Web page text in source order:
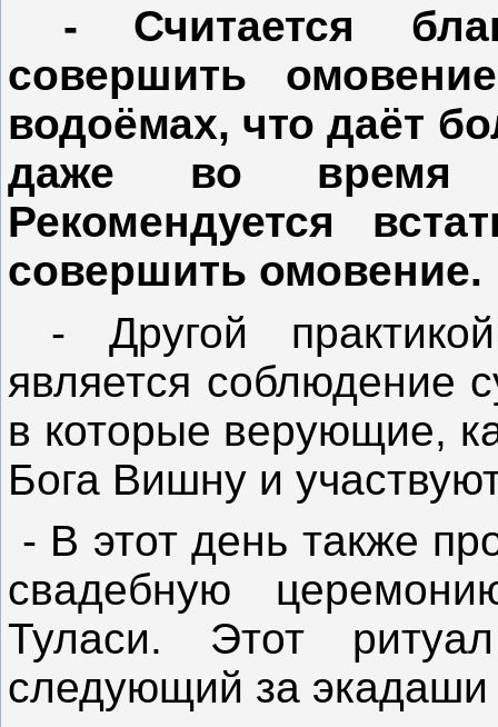
- Считается
совершить
водоёмах, что даёт
даже во время
Рекомендуется
совершить омовение.
- Другой
является соблюдение
в которые верующие,
Бога Вишну и
- В этот день также
свадебную
Туласи. Этот
следующий за экадаши